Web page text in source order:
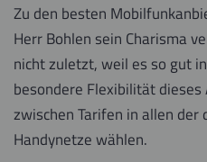
Zu den besten
Herr Bohlen sein Charisma
nicht zuletzt, weil es so gut
besondere Flexibilität
zwischen Tarifen in allen der
Handynetze wählen.